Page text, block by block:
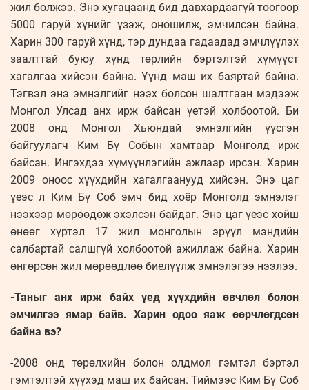
жил болжээ. Энэ хугацаанд бид давхардаагүй тоогоор
5000 гаруй хүнийг үзэж, оношилж, эмчилсэн байна.
Харин 300 гаруй хүнд, тэр дундаа гадаадад эмчлүүлэх
заалттай буюу хүнд төрлийн бэртэлтэй хүмүүст
хагалгаа хийсэн байна. Үүнд маш их баяртай байна.
Тэгвэл энэ эмнэлгийг нээх болсон шалтгаан мэдээж
Монгол Улсад анх ирж байсан үетэй холбоотой. Би
2008 онд Монгол Хьюндай эмнэлгийн үүсгэн
байгуулагч Ким Бү Собын хамтаар Монголд ирж
байсан. Ингэхдээ хүмүүнлэгийн ажлаар ирсэн. Харин
2009 оноос хүүхдийн хагалгаанууд хийсэн. Энэ цаг
үеэс л Ким Бү Соб эмч бид хоёр Монголд эмнэлэг
нээхээр мөрөөдөж эхэлсэн байдаг. Энэ цаг үеэс хойш
өнөөг хүртэл 17 жил монголын эрүүл мэндийн
салбартай салшгүй холбоотой ажиллаж байна. Харин
өнгөрсөн жил мөрөөдлөө биелүүлж эмнэлэгээ нээлээ.
-Таныг анх ирж байх үед хүүхдийн өвчлөл болон
эмчилгээ ямар байв. Харин одоо яаж өөрчлөгдсөн
байна вэ?
-2008 онд төрөлхийн болон олдмол гэмтэл бэртэл
гэмтэлтэй хүүхэд маш их байсан. Тиймээс Ким Бү Соб